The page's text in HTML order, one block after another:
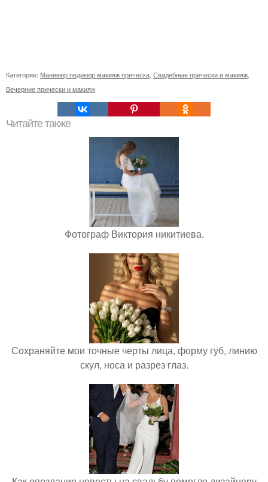
Категории: Маникюр педикюр макияж прическа Свадебные прически и макияж
Вечерние прически и макияж
Читайте также
Фотограф Виктория никитиева.
Сохраняйте мои точные черты лица, форму губ, линию
скул, носа и разрез глаз.